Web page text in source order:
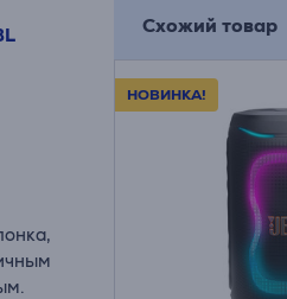
Схожий товар
НОВИНКА!